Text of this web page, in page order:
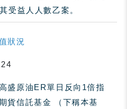
受益人人數乙案。
狀況
盛原油ER單日反向1倍指
貨信託基金 （下稱本基